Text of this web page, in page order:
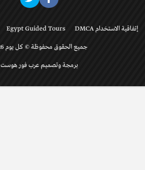
إتفاقية الاستخدام DMCA Egypt Guided Tours
جميع الحقوق محفوظة © كل يوم 2026
برمجة وتصميم عرب فور هوست